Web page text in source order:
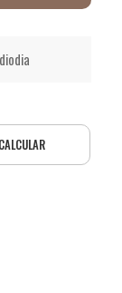
CALCULAR